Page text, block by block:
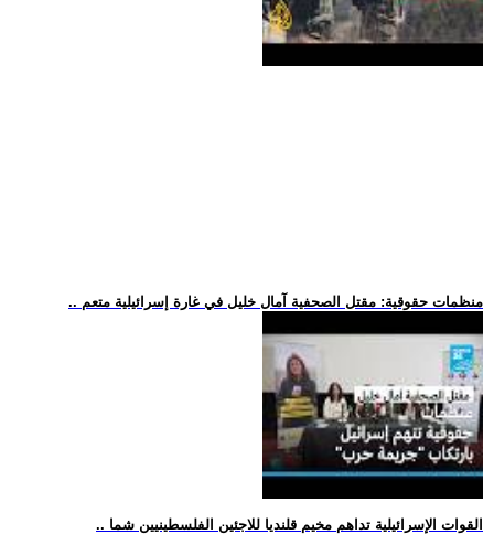
.. منظمات حقوقية: مقتل الصحفية آمال خليل في غارة إسرائيلية متعم
.. القوات الإسرائيلية تداهم مخيم قلنديا للاجئين الفلسطينيين شما